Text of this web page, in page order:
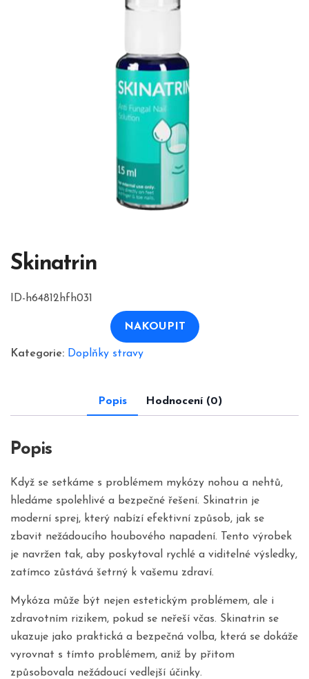
Skinatrin
ID-h64812hfh031
NAKOUPIT
Kategorie: Doplňky stravy
Popis Hodnocení (0)
Popis
Když se setkáme s problémem mykózy nohou a nehtů,
hledáme spolehlivé a bezpečné řešení. Skinatrin je
moderní sprej, který nabízí efektivní způsob, jak se
zbavit nežádoucího houbového napadení. Tento výrobek
je navržen tak, aby poskytoval rychlé a viditelné výsledky,
zatímco zůstává šetrný k vašemu zdraví.
Mykóza může být nejen estetickým problémem, ale i
zdravotním rizikem, pokud se neřeší včas. Skinatrin se
ukazuje jako praktická a bezpečná volba, která se dokáže
vyrovnat s tímto problémem, aniž by přitom
způsobovala nežádoucí vedlejší účinky.